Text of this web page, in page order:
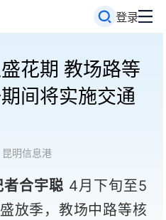
登录
花期 教场路等
间将实施交通
昆明信息港
者合宇聪 4月下旬至5
放季，教场中路等核